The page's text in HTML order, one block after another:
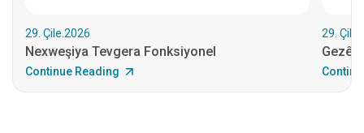
29. Çile.2026
Nexweşiya Tevgera Fonksiyonel
Continue Reading
29.